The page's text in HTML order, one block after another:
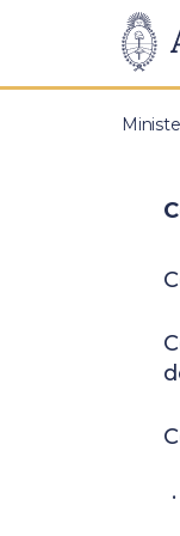
de
Pasar al